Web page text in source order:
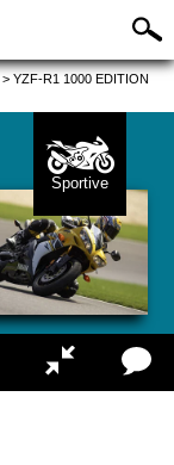
> YZF-R1 1000 EDITION
Sportive